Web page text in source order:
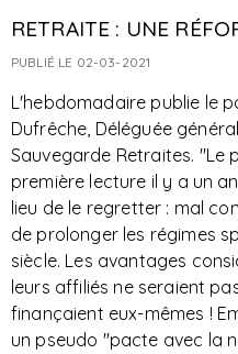
RETRAITE : UNE
PUBLIÉ LE 02-03-2021
L'hebdomadaire publie le
Dufrêche, Déléguée
Sauvegarde Retraites.
première lecture il y a un
lieu de le regretter : mal
de prolonger les régimes
siècle. Les avantages
leurs affiliés ne seraient
finançaient eux-mêmes !
un pseudo "pacte avec la